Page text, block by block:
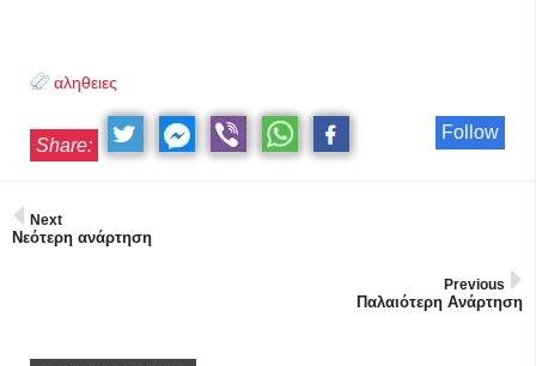
αληθειες
Follow
Share:
Next
Νεότερη ανάρτηση
Previous
Παλαιότερη Ανάρτηση